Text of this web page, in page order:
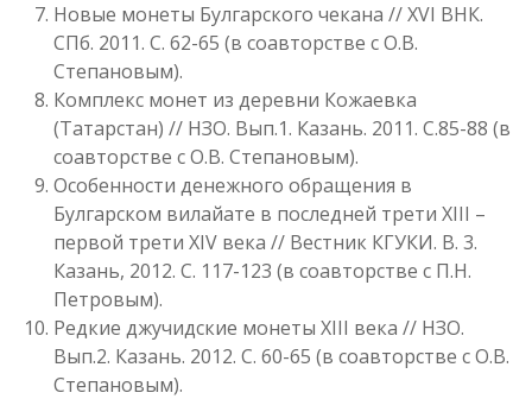
Новые монеты Булгарского чекана // XVI ВНК.
СПб. 2011. С. 62-65 (в соавторстве с О.В.
Степановым).
Комплекс монет из деревни Кожаевка
(Татарстан) // НЗО. Вып.1. Казань. 2011. С.85-88 (в
соавторстве с О.В. Степановым).
Особенности денежного обращения в
Булгарском вилайате в последней трети XIII –
первой трети XIV века // Вестник КГУКИ. В. 3.
Казань, 2012. С. 117-123 (в соавторстве с П.Н.
Петровым).
Редкие джучидские монеты XIII века // НЗО.
Вып.2. Казань. 2012. С. 60-65 (в соавторстве с О.В.
Степановым).